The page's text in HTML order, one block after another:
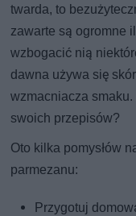
twarda, to
zawarte są ogromne
wzbogacić nią
dawna używa się
wzmacniacza
swoich przepisów?
Oto kilka pomysłów
parmezanu:
Przygotuj